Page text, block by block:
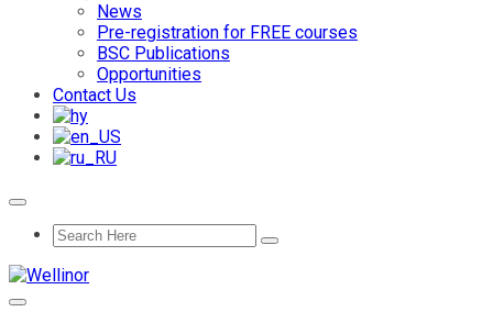
News
Pre-registration for FREE courses
BSC Publications
Opportunities
Contact Us